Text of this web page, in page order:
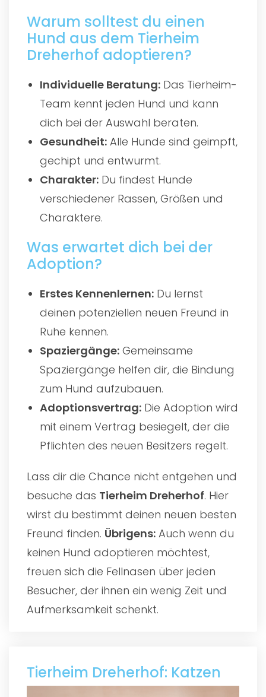
Warum solltest du einen
Hund aus dem Tierheim
Dreherhof adoptieren?
Individuelle Beratung: Das Tierheim-
Team kennt jeden Hund und kann
dich bei der Auswahl beraten.
Gesundheit: Alle Hunde sind geimpft,
gechipt und entwurmt.
Charakter: Du findest Hunde
verschiedener Rassen, Größen und
Charaktere.
Was erwartet dich bei der
Adoption?
Erstes Kennenlernen: Du lernst
deinen potenziellen neuen Freund in
Ruhe kennen.
Spaziergänge: Gemeinsame
Spaziergänge helfen dir, die Bindung
zum Hund aufzubauen.
Adoptionsvertrag: Die Adoption wird
mit einem Vertrag besiegelt, der die
Pflichten des neuen Besitzers regelt.
Lass dir die Chance nicht entgehen und
besuche das Tierheim Dreherhof. Hier
wirst du bestimmt deinen neuen besten
Freund finden. Übrigens: Auch wenn du
keinen Hund adoptieren möchtest,
freuen sich die Fellnasen über jeden
Besucher, der ihnen ein wenig Zeit und
Aufmerksamkeit schenkt.
Tierheim Dreherhof: Katzen